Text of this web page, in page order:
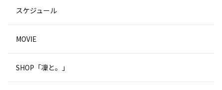
スケジュール
MOVIE
SHOP「凜と。」